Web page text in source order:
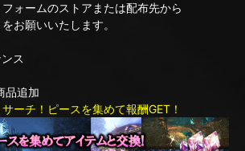
ォームのストアまたは配布先から
お願いいたします。
ス
品追加
ーチ！ピースを集めて報酬GET！